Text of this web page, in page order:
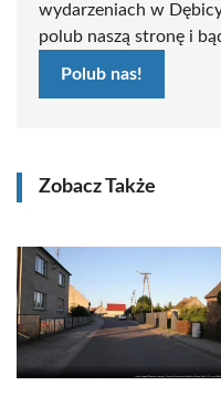
wydarzeniach w
polub naszą stronę i
Polub nas!
Zobacz Także